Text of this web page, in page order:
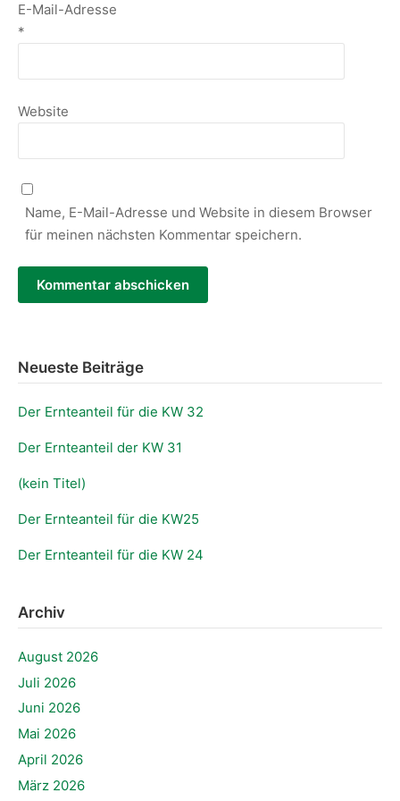
E-Mail-Adresse
*
Website
Name, E-Mail-Adresse und Website in diesem Browser
für meinen nächsten Kommentar speichern.
Neueste Beiträge
Der Ernteanteil für die KW 32
Der Ernteanteil der KW 31
(kein Titel)
Der Ernteanteil für die KW25
Der Ernteanteil für die KW 24
Archiv
August 2026
Juli 2026
Juni 2026
Mai 2026
April 2026
März 2026